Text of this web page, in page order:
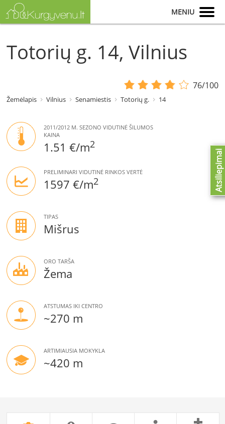
MENIU
Totorių g. 14, Vilnius
76/100
Žemėlapis Vilnius Senamiestis Totorių g. 14
2011/2012 M. SEZONO VIDUTINĖ ŠILUMOS
KAINA
1.51 €/m2
PRELIMINARI VIDUTINĖ RINKOS VERTĖ
1597 €/m2
TIPAS
Mišrus
ORO TARŠA
Žema
ATSTUMAS IKI CENTRO
~270 m
ARTIMIAUSIA MOKYKLA
~420 m
Atsiliepimai